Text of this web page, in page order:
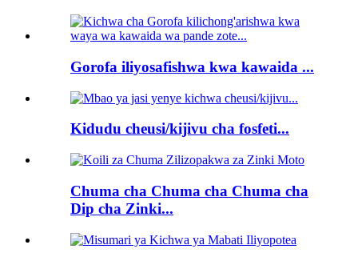
Gorofa iliyosafishwa kwa kawaida ...
Kidudu cheusi/kijivu cha fosfeti...
Chuma cha Chuma cha Chuma cha
Dip cha Zinki...